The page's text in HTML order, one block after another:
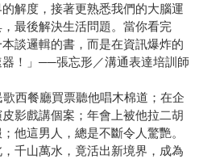
解度，接著更熟悉我們的大腦運
最後解決生活問題。當你看完
談邏輯的書，而是在資訊爆炸的
！」──張忘形／溝通表達培訓師
歌西餐廳買票聽他唱木棉道；在企
影戲講個案；年會上被他拉二胡
他這男人，總是不斷令人驚艷。
千山萬水，竟活出新境界，成為